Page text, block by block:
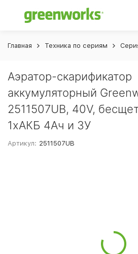
Главная Техника по сериям
Аэратор-скарификатор
аккумуляторный
2511507UB, 40V,
1хАКБ 4Ач и ЗУ
Артикул: 2511507UB